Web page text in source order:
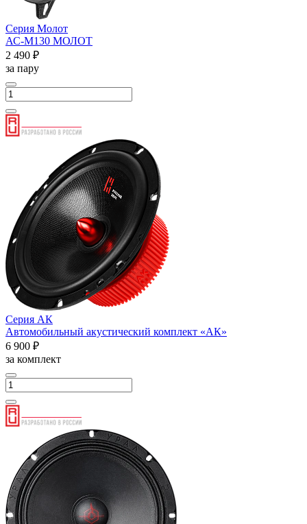
Серия Молот
АС-М130 МОЛОТ
2 490 ₽
за пару
Серия АК
Автомобильный акустический комплект «АК»
6 900 ₽
за комплект